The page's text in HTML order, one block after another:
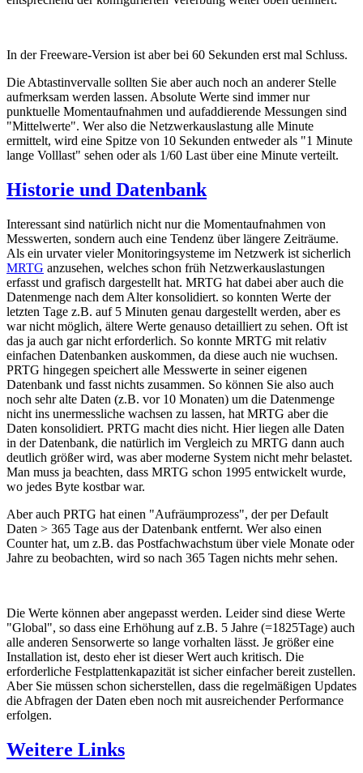
In der Freeware-Version ist aber bei 60 Sekunden erst mal Schluss.
Die Abtastinvervalle sollten Sie aber auch noch an anderer Stelle
aufmerksam werden lassen. Absolute Werte sind immer nur
punktuelle Momentaufnahmen und aufaddierende Messungen sind
"Mittelwerte". Wer also die Netzwerkauslastung alle Minute
ermittelt, wird eine Spitze von 10 Sekunden entweder als "1 Minute
lange Volllast" sehen oder als 1/60 Last über eine Minute verteilt.
Historie und Datenbank
Interessant sind natürlich nicht nur die Momentaufnahmen von
Messwerten, sondern auch eine Tendenz über längere Zeiträume.
Als ein urvater vieler Monitoringsysteme im Netzwerk ist sicherlich
MRTG anzusehen, welches schon früh Netzwerkauslastungen
erfasst und grafisch dargestellt hat. MRTG hat dabei aber auch die
Datenmenge nach dem Alter konsolidiert. so konnten Werte der
letzten Tage z.B. auf 5 Minuten genau dargestellt werden, aber es
war nicht möglich, ältere Werte genauso detailliert zu sehen. Oft ist
das ja auch gar nicht erforderlich. So konnte MRTG mit relativ
einfachen Datenbanken auskommen, da diese auch nie wuchsen.
PRTG hingegen speichert alle Messwerte in seiner eigenen
Datenbank und fasst nichts zusammen. So können Sie also auch
noch sehr alte Daten (z.B. vor 10 Monaten) um die Datenmenge
nicht ins unermessliche wachsen zu lassen, hat MRTG aber die
Daten konsolidiert. PRTG macht dies nicht. Hier liegen alle Daten
in der Datenbank, die natürlich im Vergleich zu MRTG dann auch
deutlich größer wird, was aber moderne System nicht mehr belastet.
Man muss ja beachten, dass MRTG schon 1995 entwickelt wurde,
wo jedes Byte kostbar war.
Aber auch PRTG hat einen "Aufräumprozess", der per Default
Daten > 365 Tage aus der Datenbank entfernt. Wer also einen
Counter hat, um z.B. das Postfachwachstum über viele Monate oder
Jahre zu beobachten, wird so nach 365 Tagen nichts mehr sehen.
Die Werte können aber angepasst werden. Leider sind diese Werte
"Global", so dass eine Erhöhung auf z.B. 5 Jahre (=1825Tage) auch
alle anderen Sensorwerte so lange vorhalten lässt. Je größer eine
Installation ist, desto eher ist dieser Wert auch kritisch. Die
erforderliche Festplattenkapazität ist sicher einfacher bereit zustellen.
Aber Sie müssen schon sicherstellen, dass die regelmäßigen Updates
die Abfragen der Daten eben noch mit ausreichender Performance
erfolgen.
Weitere Links